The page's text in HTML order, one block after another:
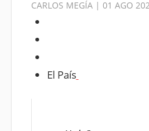
CARLOS MEGÍA | 01 AGO
El País